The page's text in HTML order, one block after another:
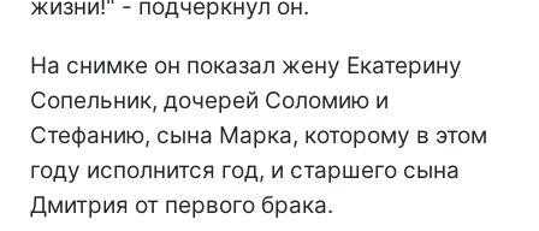
жизни!" - подчеркнул он.
На снимке он показал жену Екатерину
Сопельник, дочерей Соломию и
Стефанию, сына Марка, которому в этом
году исполнится год, и старшего сына
Дмитрия от первого брака.